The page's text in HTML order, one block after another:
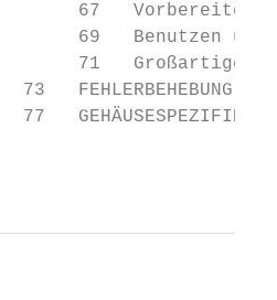
67   Vorbereiten
69   Benutzen
71   Großartige
73   FEHLERBEHEBUNG
77